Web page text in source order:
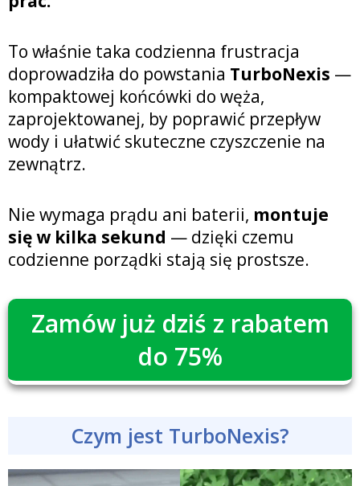
To właśnie taka codzienna frustracja
doprowadziła do powstania TurboNexis —
kompaktowej końcówki do węża,
zaprojektowanej, by poprawić przepływ
wody i ułatwić skuteczne czyszczenie na
zewnątrz.
Nie wymaga prądu ani baterii, montuje
się w kilka sekund — dzięki czemu
codzienne porządki stają się prostsze.
Zamów już dziś z rabatem
do 75%
Czym jest TurboNexis?